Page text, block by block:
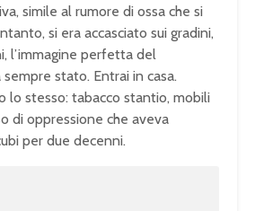
simile al rumore di ossa che si
si era accasciato sui gradini,
l’immagine perfetta del
stato. Entrai in casa.
lo stesso: tabacco stantio, mobili
di oppressione che aveva
per due decenni.